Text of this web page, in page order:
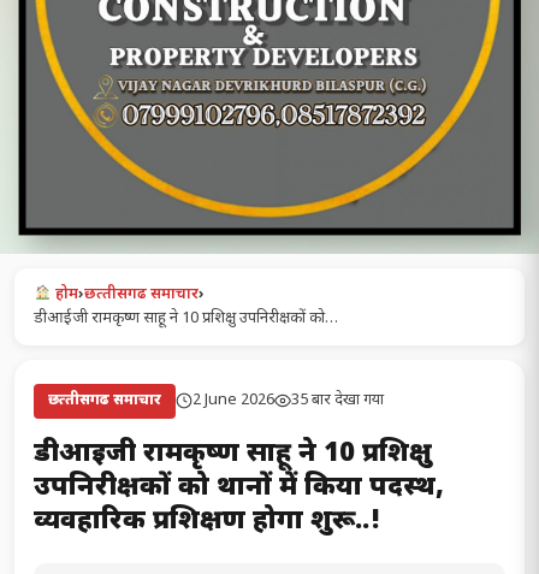
होम›छत्‍तीसगढ समाचार›
डीआईजी रामकृष्ण साहू ने 10 प्रशिक्षु उपनिरीक्षकों को…
छत्‍तीसगढ समाचार 2 June 2026 35 बार देखा गया
डीआईजी रामकृष्ण साहू ने 10 प्रशिक्षु
उपनिरीक्षकों को थानों में किया पदस्थ,
व्यवहारिक प्रशिक्षण होगा शुरू..!